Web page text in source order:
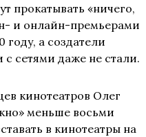
прокатывать «ничего,
и онлайн-премьерами
году, а создатели
с сетями даже не стали.
кинотеатров Олег
меньше восьми
в кинотеатры на